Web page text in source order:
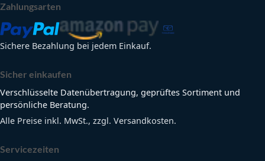
Zahlungsarten
Sichere Bezahlung bei jedem Einkauf.
Sicher einkaufen
Verschlüsselte Datenübertragung, geprüftes Sortiment und
persönliche Beratung.
Alle Preise inkl. MwSt., zzgl. Versandkosten.
Servicezeiten